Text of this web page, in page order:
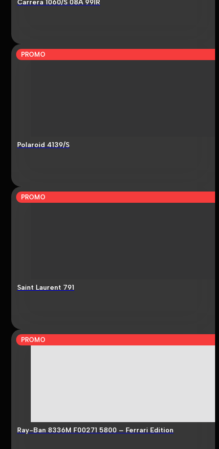
Carrera 1060/S 08A 99IR
PROMO
Polaroid 4139/S
PROMO
Saint Laurent 791
PROMO
Ray-Ban 8336M F00271 5800 – Ferrari Edition